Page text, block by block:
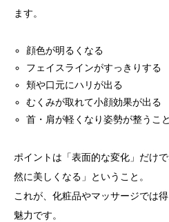
ます。
顔色が明るくなる
フェイスラインがすっきりする
頬や口元にハリが出る
むくみが取れて小顔効果が出る
首・肩が軽くなり姿勢が整うこ
ポイントは「表面的な変化」だけ
然に美しくなる」ということ。
これが、化粧品やマッサージでは
魅力です。